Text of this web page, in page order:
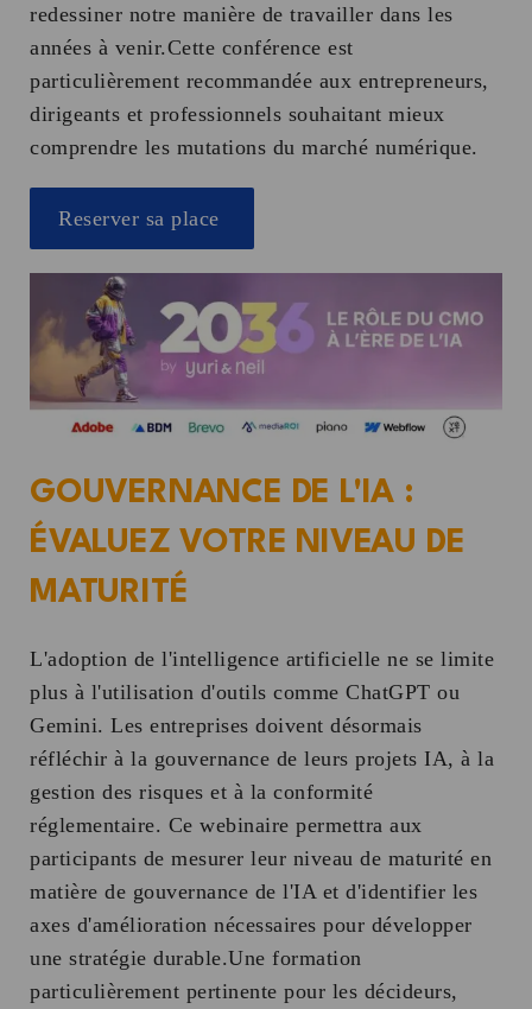
redessiner notre manière de travailler dans les
années à venir.Cette conférence est
particulièrement recommandée aux entrepreneurs,
dirigeants et professionnels souhaitant mieux
comprendre les mutations du marché numérique.
Reserver sa place
GOUVERNANCE DE L'IA :
ÉVALUEZ VOTRE NIVEAU DE
MATURITÉ
L'adoption de l'intelligence artificielle ne se limite
plus à l'utilisation d'outils comme ChatGPT ou
Gemini. Les entreprises doivent désormais
réfléchir à la gouvernance de leurs projets IA, à la
gestion des risques et à la conformité
réglementaire. Ce webinaire permettra aux
participants de mesurer leur niveau de maturité en
matière de gouvernance de l'IA et d'identifier les
axes d'amélioration nécessaires pour développer
une stratégie durable.Une formation
particulièrement pertinente pour les décideurs,